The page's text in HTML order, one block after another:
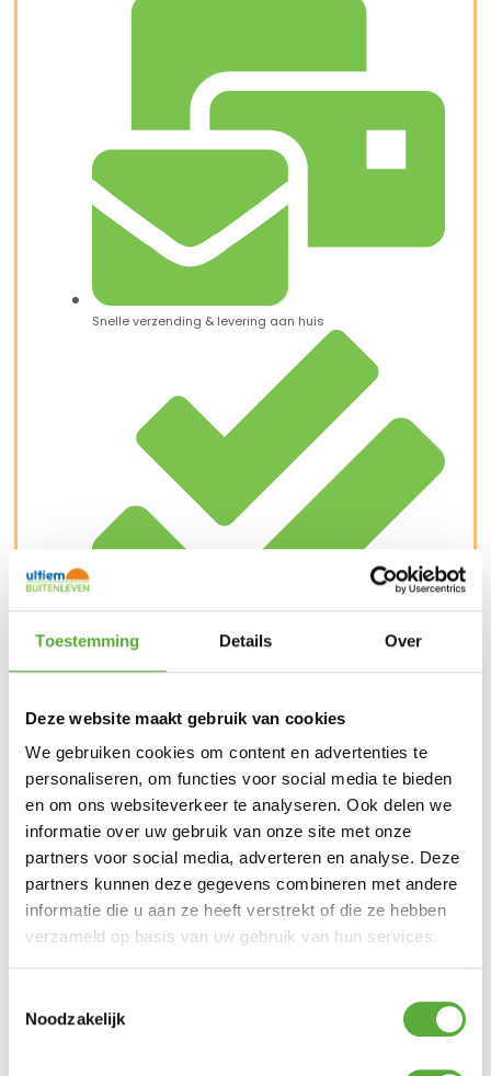
Toestemming Details Over
Deze website maakt gebruik van cookies
We gebruiken cookies om content en advertenties te
personaliseren, om functies voor social media te bieden
en om ons websiteverkeer te analyseren. Ook delen we
informatie over uw gebruik van onze site met onze
partners voor social media, adverteren en analyse. Deze
partners kunnen deze gegevens combineren met andere
informatie die u aan ze heeft verstrekt of die ze hebben
verzameld op basis van uw gebruik van hun services.
Noodzakelijk
Snelle verzending & levering aan huis
SKU303FC-20-EFCategorieënEten en drinken
Merk
CADAC
Antraciet
Aantal pitten 3
SKU
303FC-20-EF